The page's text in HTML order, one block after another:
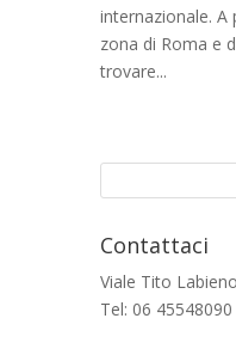
internazionale.
zona di Roma e
trovare...
Contattaci
Viale Tito
Tel: 06 45548090